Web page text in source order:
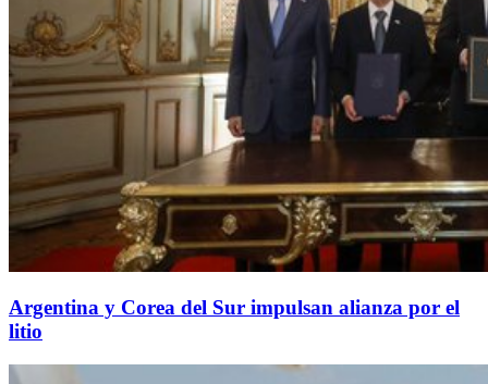
Argentina y Corea del Sur impulsan alianza por el
litio